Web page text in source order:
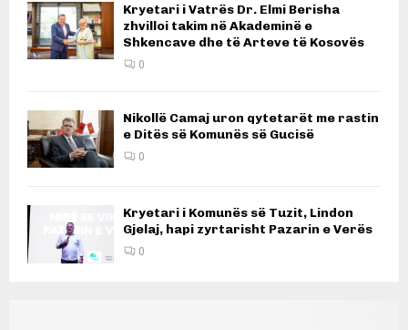
Kryetari i Vatrës Dr. Elmi Berisha
zhvilloi takim në Akademinë e
Shkencave dhe të Arteve të Kosovës
0
Nikollë Camaj uron qytetarët me rastin
e Ditës së Komunës së Gucisë
0
Kryetari i Komunës së Tuzit, Lindon
Gjelaj, hapi zyrtarisht Pazarin e Verës
0